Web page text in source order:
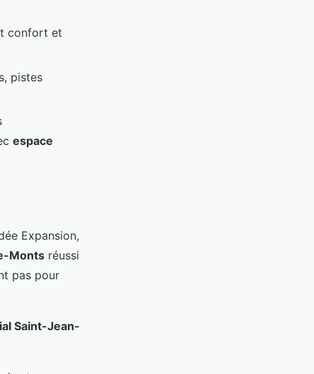
confort et
pistes
espace
Expansion,
Monts réussi
pas pour
Saint-Jean-